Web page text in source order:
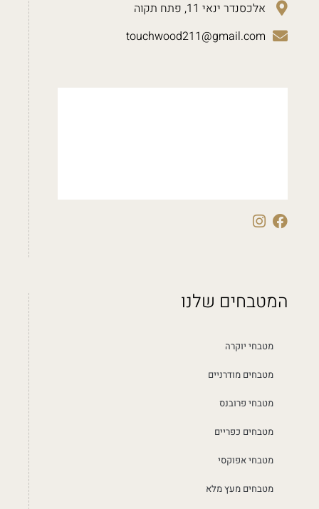
אלכסנדר ינאי 11, פתח תקוה
touchwood211@gmail.com
המטבחים שלנו
מטבחי יוקרה
מטבחים מודרניים
מטבחי פרובנס
מטבחים כפריים
מטבחי אפוקסי
מטבחים מעץ מלא